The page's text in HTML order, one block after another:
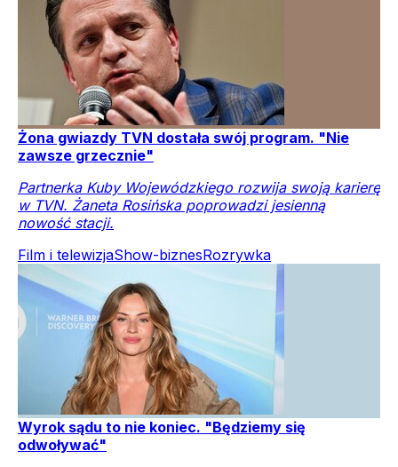
Żona gwiazdy TVN dostała swój program. "Nie
zawsze grzecznie"
Partnerka Kuby Wojewódzkiego rozwija swoją karierę
w TVN. Żaneta Rosińska poprowadzi jesienną
nowość stacji.
Film i telewizjaShow-biznesRozrywka
Wyrok sądu to nie koniec. "Będziemy się
odwoływać"